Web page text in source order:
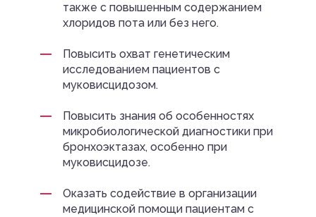
также с повышенным содержанием
хлоридов пота или без него.
Повысить охват генетическим
исследованием пациентов с
муковисцидозом.
Повысить знания об особенностях
микробиологической диагностики при
бронхоэктазах, особенно при
муковисцидозе.
Оказать содействие в организации
медицинской помощи пациентам с